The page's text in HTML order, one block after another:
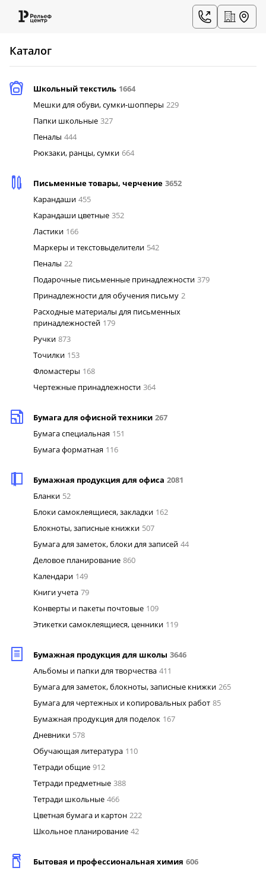
Каталог
Школьный текстиль 1664
Мешки для обуви, сумки-шопперы 229
Папки школьные 327
Пеналы 444
Рюкзаки, ранцы, сумки 664
Письменные товары, черчение 3652
Карандаши 455
Карандаши цветные 352
Ластики 166
Маркеры и текстовыделители 542
Пеналы 22
Подарочные письменные принадлежности 379
Принадлежности для обучения письму 2
Расходные материалы для письменных
принадлежностей 179
Ручки 873
Точилки 153
Фломастеры 168
Чертежные принадлежности 364
Бумага для офисной техники 267
Бумага специальная 151
Бумага форматная 116
Бумажная продукция для офиса 2081
Бланки 52
Блоки самоклеящиеся, закладки 162
Блокноты, записные книжки 507
Бумага для заметок, блоки для записей 44
Деловое планирование 860
Календари 149
Книги учета 79
Конверты и пакеты почтовые 109
Этикетки самоклеящиеся, ценники 119
Бумажная продукция для школы 3646
Альбомы и папки для творчества 411
Бумага для заметок, блокноты, записные книжки 265
Бумага для чертежных и копировальных работ 85
Бумажная продукция для поделок 167
Дневники 578
Обучающая литература 110
Тетради общие 912
Тетради предметные 388
Тетради школьные 466
Цветная бумага и картон 222
Школьное планирование 42
Бытовая и профессиональная химия 606